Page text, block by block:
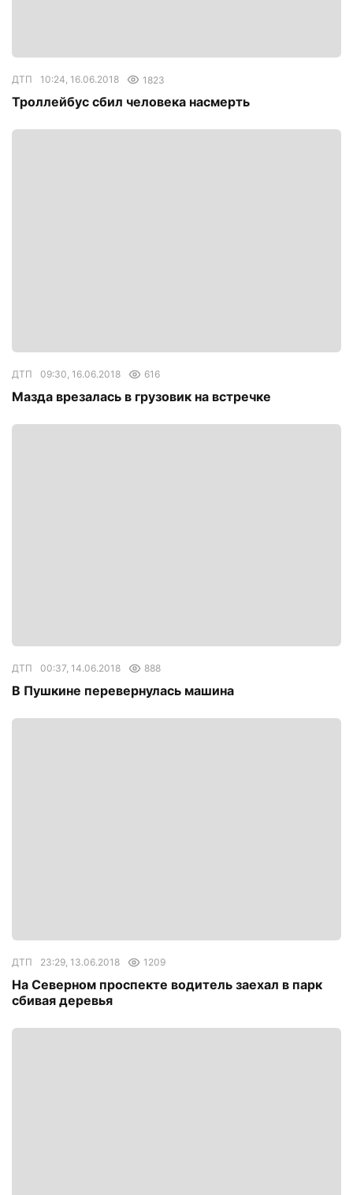
ДТП 10:24, 16.06.2018 1823
Троллейбус сбил человека насмерть
ДТП 09:30, 16.06.2018 616
Мазда врезалась в грузовик на встречке
ДТП 00:37, 14.06.2018 888
В Пушкине перевернулась машина
ДТП 23:29, 13.06.2018 1209
На Северном проспекте водитель заехал в парк
сбивая деревья